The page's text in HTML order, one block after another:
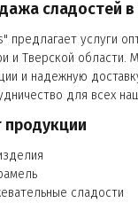
сладостей в
предлагает услуги
и Тверской области.
и надежную
для всех
продукции
сладости